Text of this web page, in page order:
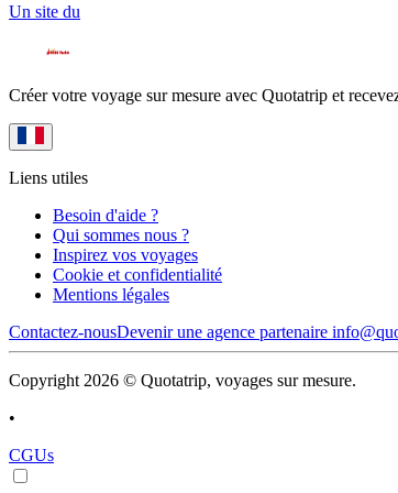
Un site du
Créer votre voyage sur mesure avec Quotatrip et
Liens utiles
Besoin d'aide ?
Qui sommes nous ?
Inspirez vos voyages
Cookie et confidentialité
Mentions légales
Contactez-nousDevenir une agence partenaire
Copyright 2026 © Quotatrip, voyages sur mesure.
•
CGUs